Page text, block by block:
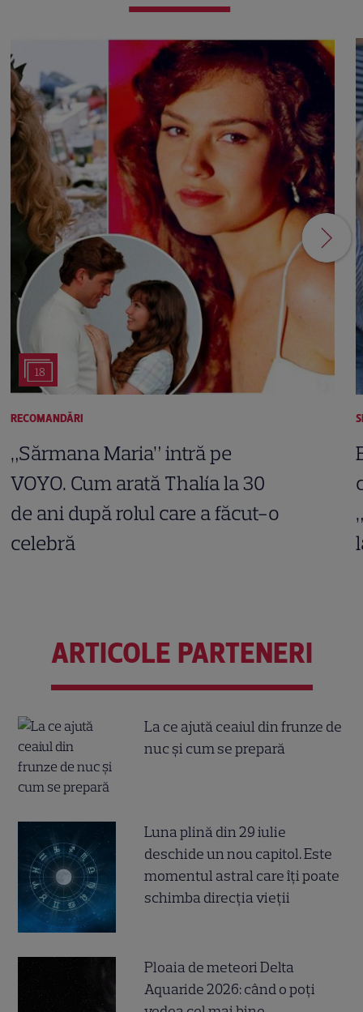
18
RECOMANDĂRI
„Sărmana Maria” intră pe
VOYO. Cum arată Thalía la 30
de ani după rolul care a făcut-o
celebră
ARTICOLE PARTENERI
La ce ajută ceaiul din frunze de
nuc și cum se prepară
Luna plină din 29 iulie
deschide un nou capitol. Este
momentul astral care îți poate
schimba direcția vieții
Ploaia de meteori Delta
Aquaride 2026: când o poți